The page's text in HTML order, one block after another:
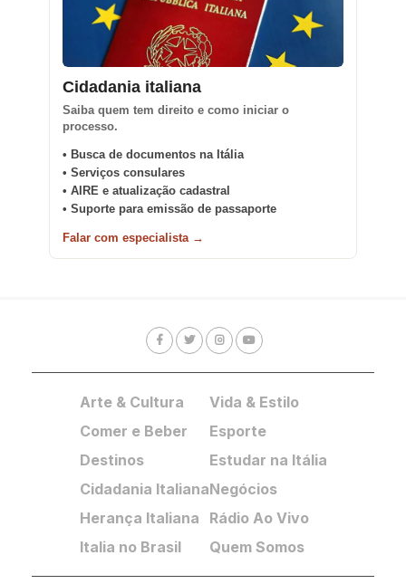
Cidadania italiana
Saiba quem tem direito e como iniciar o
processo.
• Busca de documentos na Itália
• Serviços consulares
• AIRE e atualização cadastral
• Suporte para emissão de passaporte
Falar com especialista →
Arte & Cultura
Comer e Beber
Destinos
Cidadania Italiana
Herança Italiana
Italia no Brasil
Vida & Estilo
Esporte
Estudar na Itália
Negócios
Rádio Ao Vivo
Quem Somos